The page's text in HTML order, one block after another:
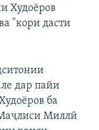
Худоёров
"кори дасти
дар пайи
ба
Миллӣ